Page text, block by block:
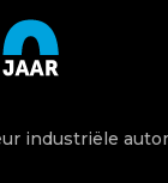
industriële